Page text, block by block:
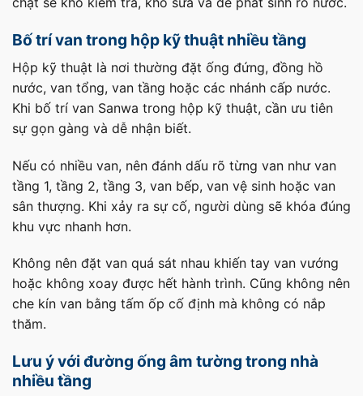
Bố trí van trong hộp kỹ thuật nhiều tầng
Hộp kỹ thuật là nơi thường đặt ống đứng, đồng hồ
nước, van tổng, van tầng hoặc các nhánh cấp nước.
Khi bố trí van Sanwa trong hộp kỹ thuật, cần ưu tiên
sự gọn gàng và dễ nhận biết.
Nếu có nhiều van, nên đánh dấu rõ từng van như van
tầng 1, tầng 2, tầng 3, van bếp, van vệ sinh hoặc van
sân thượng. Khi xảy ra sự cố, người dùng sẽ khóa đúng
khu vực nhanh hơn.
Không nên đặt van quá sát nhau khiến tay van vướng
hoặc không xoay được hết hành trình. Cũng không nên
che kín van bằng tấm ốp cố định mà không có nắp
thăm.
Lưu ý với đường ống âm tường trong nhà
nhiều tầng